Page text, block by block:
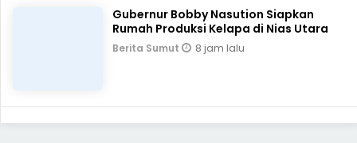
Gubernur Bobby Nasution Siapkan
Rumah Produksi Kelapa di Nias Utara
Berita Sumut 8 jam lalu